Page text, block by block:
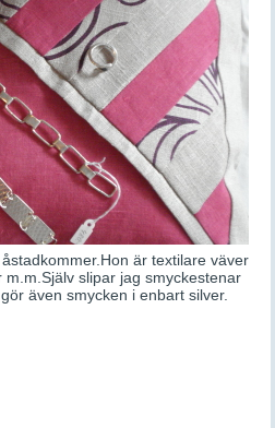
är textilare väver
slipar jag smyckestenar
även smycken i enbart silver.